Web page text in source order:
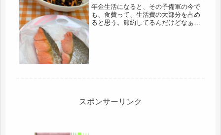
（笑）
年金生活になると、その予備軍の今で
も、食費って、生活費の大部分を占め
ると思う。節約してるんだけどなぁ～
スポンサーリンク